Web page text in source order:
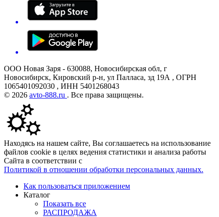
ООО Новая Заря - 630088, Новосибирская обл, г
Новосибирск, Кировский р-н, ул Палласа, зд 19А , ОГРН
1065401092030 , ИНН 5401268043
© 2026 avto-888.ru . Все права защищены.
Находясь на нашем сайте, Вы соглашаетесь на использование
файлов cookie в целях ведения статистики и анализа работы
Сайта в соответствии с
Политикой в отношении обработки персональных данных.
Как пользоваться приложением
Каталог
Показать все
РАСПРОДАЖА